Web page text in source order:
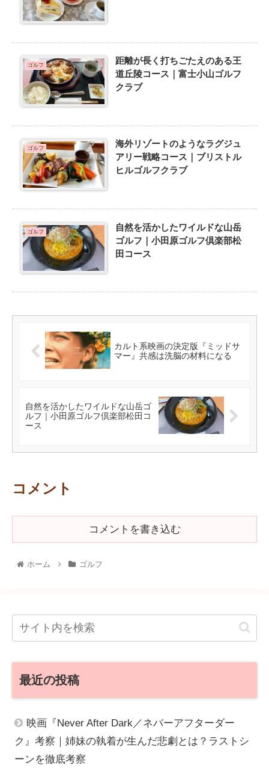
ゴルフ
距離が長く打ちごたえのある王
道丘陵コース｜富士小山ゴルフ
クラブ
ゴルフ
海外リゾートのようなラグジュ
アリー戦略コース｜ブリストル
ヒルゴルフクラブ
ゴルフ
自然を活かしたワイルドな山岳
ゴルフ｜小田原ゴルフ倶楽部松
田コース
カルト系映画の決定版『ミッドサ
マー』共感は洗脳の材料になる
自然を活かしたワイルドな山岳ゴ
ルフ｜小田原ゴルフ倶楽部松田コ
ース
コメント
コメントを書き込む
ホーム ゴルフ
最近の投稿
映画『Never After Dark／ネバーアフターダー
ク』考察｜姉妹の執着が生んだ悲劇とは？ラストシ
ーンを徹底考察